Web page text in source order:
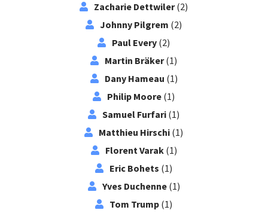
Zacharie Dettwiler(2)
Johnny Pilgrem (2)
Paul Every (2)
Martin Bräker(1)
Dany Hameau (1)
Philip Moore (1)
Samuel Furfari (1)
Matthieu Hirschi (1)
Florent Varak(1)
Eric Bohets (1)
Yves Duchenne(1)
Tom Trump (1)